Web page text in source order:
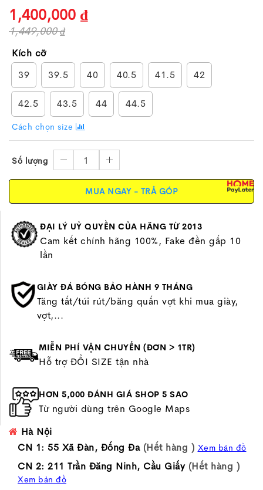
1,400,000 ₫
1,449,000 ₫
Kích cỡ
39
39.5 40 40.5 41.5 42
42.5 43.5 44 44.5
Cách chọn size
Số lượng 1
MUA NGAY - TRẢ GÓP
ĐẠI LÝ UỶ QUYỀN CỦA HÃNG TỪ 2013
Cam kết chính hãng 100%, Fake đền gấp 10
lần
GIÀY ĐÁ BÓNG BẢO HÀNH 9 THÁNG
Tăng tất/túi rút/băng quấn vợt khi mua giày,
vợt,...
MIỄN PHÍ VẬN CHUYỂN (ĐƠN > 1TR)
Hỗ trợ ĐỔI SIZE tận nhà
HƠN 5,000 ĐÁNH GIÁ SHOP 5 SAO
Từ người dùng trên Google Maps
Hà Nội
CN 1: 55 Xã Đàn, Đống Đa (Hết hàng ) Xem bản đồ
CN 2: 211 Trần Đăng Ninh, Cầu Giấy (Hết hàng )
Xem bản đồ